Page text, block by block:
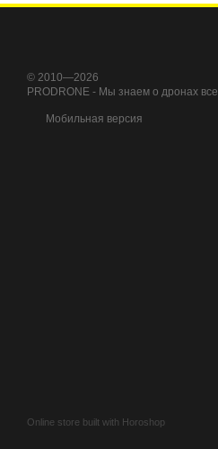
© 2010—2026
PRODRONE - Мы знаем о дронах все
Мобильная версия
Online store built with Horoshop